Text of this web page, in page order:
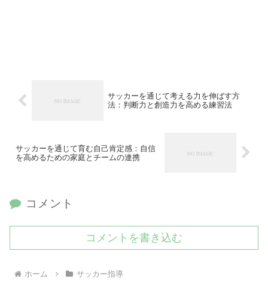
サッカーを通じて考える力を伸ばす方
法：判断力と創造力を高める練習法
サッカーを通じて育む自己肯定感：自信
を高めるための家庭とチームの連携
コメント
コメントを書き込む
ホーム サッカー指導